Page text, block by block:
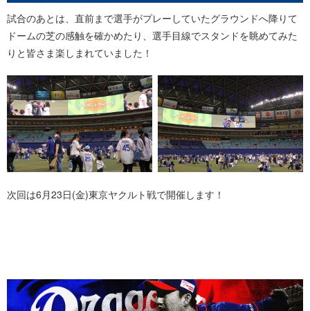
試合のあとは、直前まで選手がプレーしていたグラウンドへ降りて
ドームの芝の感触を確かめたり、選手目線でスタンドを眺めてみた
りと皆さま楽しまれていました！
次回は6月23日(金)東京ヤクルト戦で開催します！